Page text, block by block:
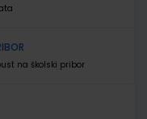
na školski pribor